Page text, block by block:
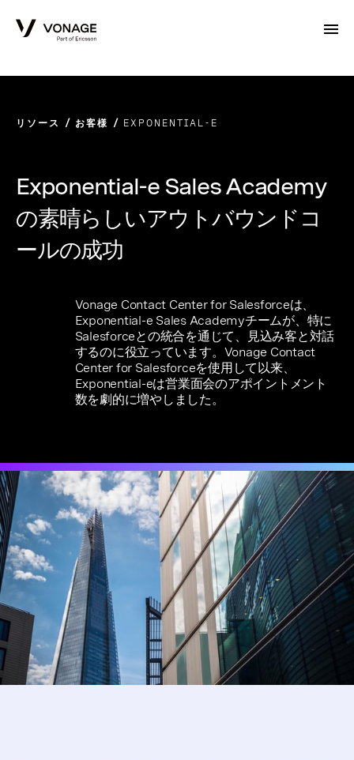
リソース お客様 EXPONENTIAL-E
Exponential-e Sales Academy
の素晴らしいアウトバウンドコ
ールの成功
Vonage Contact Center for Salesforceは、
Exponential-e Sales Academyチームが、特に
Salesforceとの統合を通じて、見込み客と対話
するのに役立っています。Vonage Contact
Center for Salesforceを使用して以来、
Exponential-eは営業面会のアポイントメント
数を劇的に増やしました。